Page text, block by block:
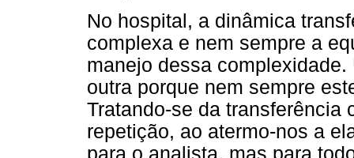
No hospital, a dinâmica
complexa e nem sempre a
manejo dessa
outra porque nem sempre
Tratando-se da transferência
repetição, ao atermo-nos a
para o analista, mas para